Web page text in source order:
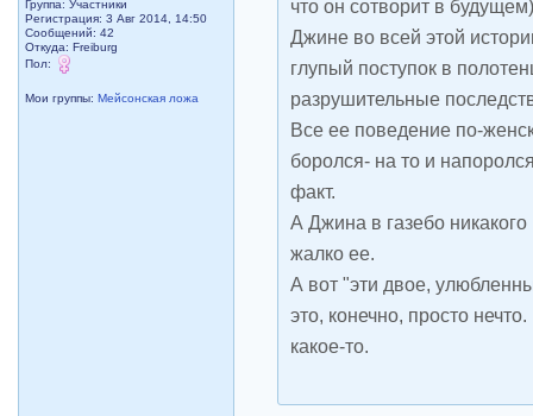
Группа: Участники
Регистрация: 3 Авг 2014, 14:50
Сообщений: 42
Откуда: Freiburg
Пол:
Мои группы:Мейсонская ложа
что он сотворит в
Джине во всей этой
глупый поступок в
разрушительные
Все ее поведение по-
боролся- на то и
факт.
А Джина в газебо
жалко ее.
А вот "эти двое,
это, конечно, просто
какое-то.